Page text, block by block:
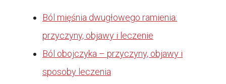
Ból mięśnia dwugłowego ramienia:
przyczyny, objawy i leczenie
Ból obojczyka – przyczyny, objawy i
sposoby leczenia